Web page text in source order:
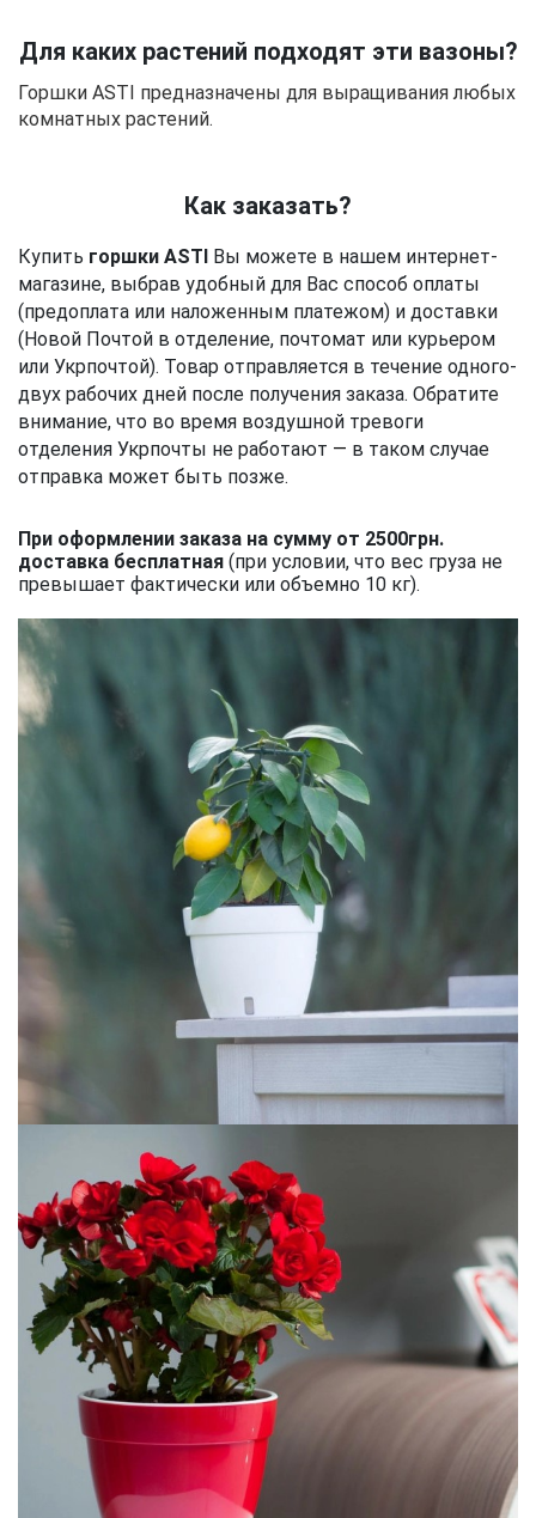
Для каких растений подходят эти вазоны?
Горшки ASTI предназначены для выращивания любых
комнатных растений.
Как заказать?
Купить горшки ASTI Вы можете в нашем интернет-
магазине, выбрав удобный для Вас способ оплаты
(предоплата или наложенным платежом) и доставки
(Новой Почтой в отделение, почтомат или курьером
или Укрпочтой). Товар отправляется в течение одного-
двух рабочих дней после получения заказа. Обратите
внимание, что во время воздушной тревоги
отделения Укрпочты не работают — в таком случае
отправка может быть позже.
При оформлении заказа на сумму от 2500грн.
доставка бесплатная (при условии, что вес груза не
превышает фактически или объемно 10 кг).